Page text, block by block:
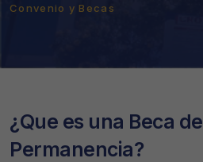
Convenio y Becas
¿Que es una Beca de
Permanencia?